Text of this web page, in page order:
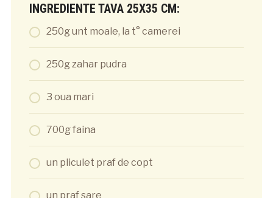
INGREDIENTE TAVA 25X35 CM:
250g unt moale, la t° camerei
250g zahar pudra
3 oua mari
700g faina
un pliculet praf de copt
un praf sare